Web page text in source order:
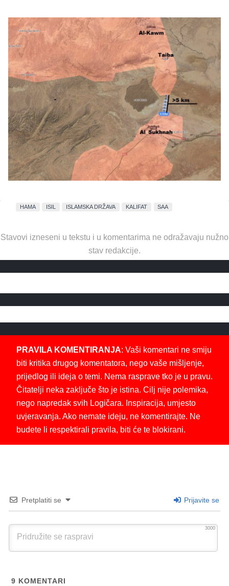
HAMA ISIL ISLAMSKA DRŽAVA KALIFAT SAA
Stavovi izneseni u tekstu i u komentarima ne odražavaju nužno
stav redakcije.
PRAVILA KOMENTIRANJA: Vaši komentari ne smiju
biti kritika drugog komentatora, nego vaše mišljenje,
prijedlog ili ideja o temi. Nema rasprave tko je u pravu.
Čitatelji neka zaključe što je istina. Cilj nije polemika,
nego napredak svih Logičara. Inspiracija, umjesto
uvjeravanja. Ako nemate ideju, ne komentirajte. Ne
budete li respektirali pravila, biti će te blokirani.
Pretplatiti se Prijavite se
3000
9 KOMENTARI